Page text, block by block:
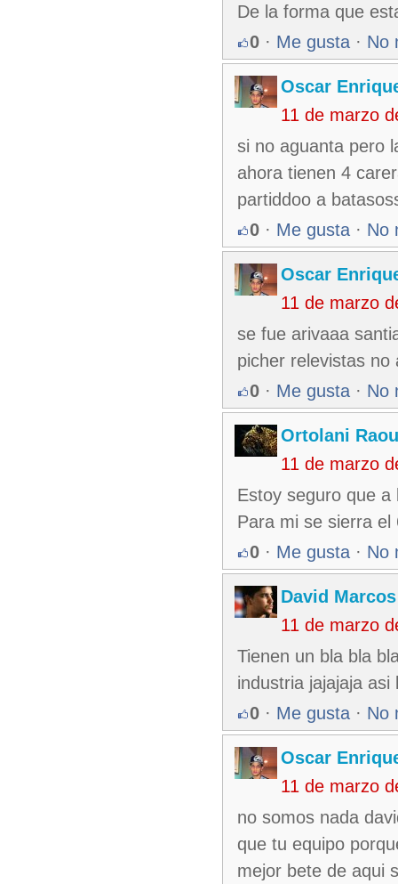
De la forma que
0 · Me gusta · No
Oscar
11 de marzo
si no aguanta pero
ahora tienen 4
partiddoo a
0 · Me gusta · No
Oscar
11 de marzo
se fue arivaaa
picher relevistas no
0 · Me gusta · No
Ortolani
11 de marzo
Estoy seguro que
Para mi se sierra
0 · Me gusta · No
David Marcos
11 de marzo
Tienen un bla bla
industria jajajaja
0 · Me gusta · No
Oscar
11 de marzo
no somos nada
que tu equipo
mejor bete de aqui